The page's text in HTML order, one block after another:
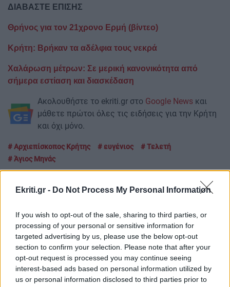
Ekriti.gr - Do Not Process My Personal Information
If you wish to opt-out of the sale, sharing to third parties, or
processing of your personal or sensitive information for
targeted advertising by us, please use the below opt-out
section to confirm your selection. Please note that after your
opt-out request is processed you may continue seeing
interest-based ads based on personal information utilized by
us or personal information disclosed to third parties prior to
ΔΙΑΒΑΣΤΕ ΕΠΙΣΗΣ
Θρήνος για τον 21χρονο Ερμή (βίντεο)
Κρήτη: Βρήκαν τα αδέλφια τους νεκρά
Χαλάρωση μέτρων: Σε μερική κανονικότητα από
σήμερα εστίαση και διασκέδαση
Ακολουθήστε το ekriti.gr στο Google News και
μάθετε πρώτοι όλες τις ειδήσεις για την Κρήτη
και όχι μόνο.
Αρχιεπίσκοπος Κρήτης ευγένιος
Τελετή
Άγιος Μηνάς
ΡΟΗ ΕΙΔΗΣΕΩΝ
09:49
ΟΙΚΟΝΟΜΙΑ
Ενιαία Αίτηση Ενίσχυσης 2025: Άνοιξε ξανά η
πλατφόρμα της ΑΑΔΕ – Πότε λήγει η